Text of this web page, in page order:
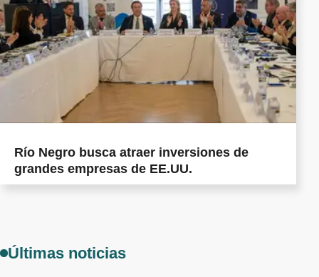
Río Negro busca atraer inversiones de
grandes empresas de EE.UU.
Últimas noticias